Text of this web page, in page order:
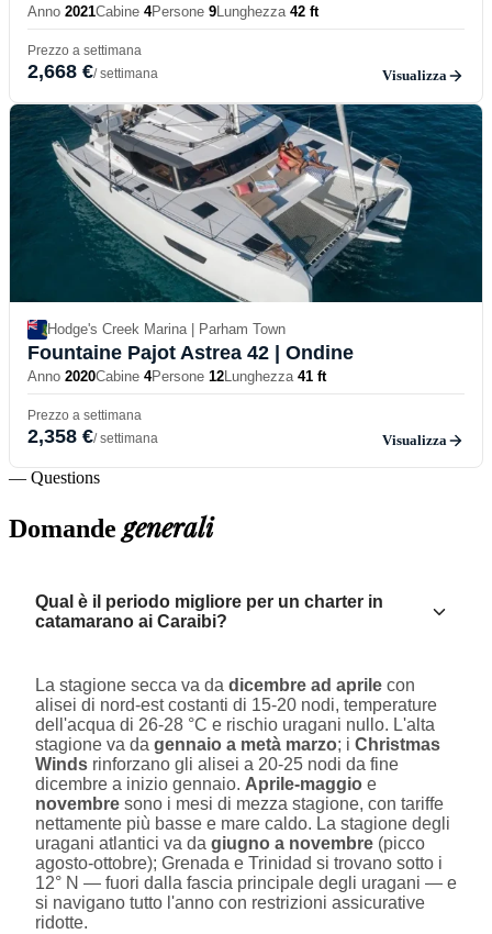
Anno 2021Cabine 4Persone 9Lunghezza 42 ft
Prezzo a settimana
2,668 €/ settimana Visualizza
Hodge's Creek Marina | Parham Town
Fountaine Pajot Astrea 42 | Ondine
Anno 2020Cabine 4Persone 12Lunghezza 41 ft
Prezzo a settimana
2,358 €/ settimana Visualizza
— Questions
Domandegenerali
Qual è il periodo migliore per un charter in
catamarano ai Caraibi?
La stagione secca va da dicembre ad aprile con
alisei di nord-est costanti di 15-20 nodi, temperature
dell'acqua di 26-28 °C e rischio uragani nullo. L'alta
stagione va da gennaio a metà marzo; i Christmas
Winds rinforzano gli alisei a 20-25 nodi da fine
dicembre a inizio gennaio. Aprile-maggio e
novembre sono i mesi di mezza stagione, con tariffe
nettamente più basse e mare caldo. La stagione degli
uragani atlantici va da giugno a novembre (picco
agosto-ottobre); Grenada e Trinidad si trovano sotto i
12° N — fuori dalla fascia principale degli uragani — e
si navigano tutto l'anno con restrizioni assicurative
ridotte.